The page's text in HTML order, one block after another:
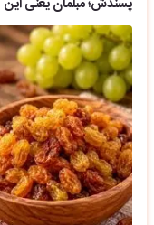
پسندش؛ مبلمان یعنی این